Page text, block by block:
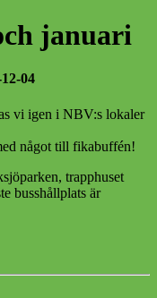
januari
04
vi igen i NBV:s lokaler
något till fikabuffén!
trapphuset
busshållplats är